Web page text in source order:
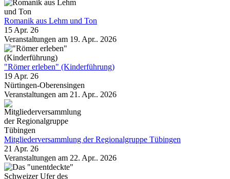
Romanik aus Lehm und Ton
15 Apr. 26
Veranstaltungen am 19. Apr.. 2026
"Römer erleben" (Kinderführung)
19 Apr. 26
Nürtingen-Oberensingen
Veranstaltungen am 21. Apr.. 2026
Mitgliederversammlung der Regionalgruppe Tübingen
21 Apr. 26
Veranstaltungen am 22. Apr.. 2026